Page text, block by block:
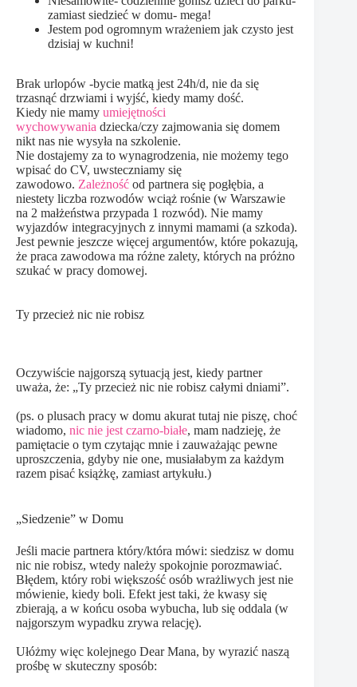
zamiast siedzieć w domu- mega!
Jestem pod ogromnym wrażeniem jak czysto jest
dzisiaj w kuchni!
Brak urlopów -bycie matką jest 24h/d, nie da się
trzasnąć drzwiami i wyjść, kiedy mamy dość.
Kiedy nie mamy umiejętności
wychowywania dziecka/czy zajmowania się domem
nikt nas nie wysyła na szkolenie.
Nie dostajemy za to wynagrodzenia, nie możemy tego
wpisać do CV, uwsteczniamy się
zawodowo. Zależność od partnera się pogłębia, a
niestety liczba rozwodów wciąż rośnie (w Warszawie
na 2 małżeństwa przypada 1 rozwód). Nie mamy
wyjazdów integracyjnych z innymi mamami (a szkoda).
Jest pewnie jeszcze więcej argumentów, które pokazują,
że praca zawodowa ma różne zalety, których na próżno
szukać w pracy domowej.
Ty przecież nic nie robisz
Oczywiście najgorszą sytuacją jest, kiedy partner
uważa, że: „Ty przecież nic nie robisz całymi dniami”.
(ps. o plusach pracy w domu akurat tutaj nie piszę, choć
wiadomo, nic nie jest czarno-białe, mam nadzieję, że
pamiętacie o tym czytając mnie i zauważając pewne
uproszczenia, gdyby nie one, musiałabym za każdym
razem pisać książkę, zamiast artykułu.)
„Siedzenie” w Domu
Jeśli macie partnera który/która mówi: siedzisz w domu
nic nie robisz, wtedy należy spokojnie porozmawiać.
Błędem, który robi większość osób wrażliwych jest nie
mówienie, kiedy boli. Efekt jest taki, że kwasy się
zbierają, a w końcu osoba wybucha, lub się oddala (w
najgorszym wypadku zrywa relację).
Ułóżmy więc kolejnego Dear Mana, by wyrazić naszą
prośbę w skuteczny sposób: